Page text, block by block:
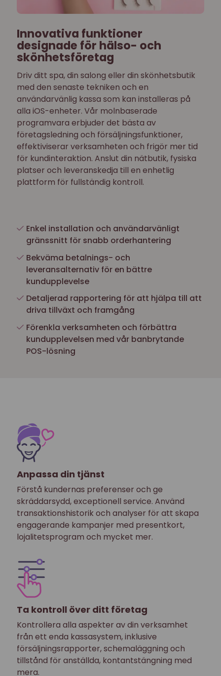
Innovativa funktioner
designade för hälso- och
skönhetsföretag
Driv ditt spa, din salong eller din skönhetsbutik
med den senaste tekniken och en
användarvänlig kassa som kan installeras på
alla iOS-enheter. Vår molnbaserade
programvara erbjuder det bästa av
företagsledning och försäljningsfunktioner,
effektiviserar verksamheten och frigör mer tid
för kundinteraktion. Anslut din nätbutik, fysiska
platser och leveranskedja till en enhetlig
plattform för fullständig kontroll.
Enkel installation och användarvänligt
gränssnitt för snabb orderhantering
Bekväma betalnings- och
leveransalternativ för en bättre
kundupplevelse
Detaljerad rapportering för att hjälpa till att
driva tillväxt och framgång
Förenkla verksamheten och förbättra
kundupplevelsen med vår banbrytande
POS-lösning
Anpassa din tjänst
Förstå kundernas preferenser och ge
skräddarsydd, exceptionell service. Använd
transaktionshistorik och analyser för att skapa
engagerande kampanjer med presentkort,
lojalitetsprogram och mycket mer.
Ta kontroll över ditt företag
Kontrollera alla aspekter av din verksamhet
från ett enda kassasystem, inklusive
försäljningsrapporter, schemaläggning och
tillstånd för anställda, kontantstängning med
mera.